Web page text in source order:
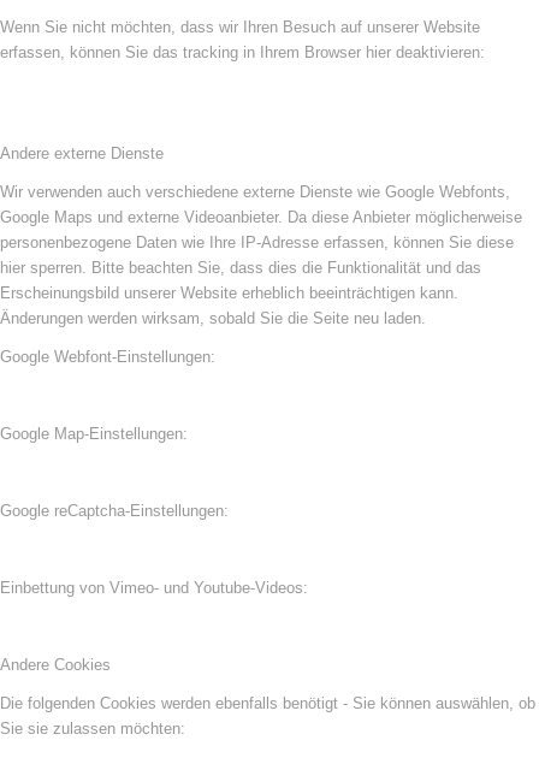
Wenn Sie nicht möchten, dass wir Ihren Besuch auf unserer Website
erfassen, können Sie das tracking in Ihrem Browser hier deaktivieren:
Andere externe Dienste
Wir verwenden auch verschiedene externe Dienste wie Google Webfonts,
Google Maps und externe Videoanbieter. Da diese Anbieter möglicherweise
personenbezogene Daten wie Ihre IP-Adresse erfassen, können Sie diese
hier sperren. Bitte beachten Sie, dass dies die Funktionalität und das
Erscheinungsbild unserer Website erheblich beeinträchtigen kann.
Änderungen werden wirksam, sobald Sie die Seite neu laden.
Google Webfont-Einstellungen:
Google Map-Einstellungen:
Google reCaptcha-Einstellungen:
Einbettung von Vimeo- und Youtube-Videos:
Andere Cookies
Die folgenden Cookies werden ebenfalls benötigt - Sie können auswählen, ob
Sie sie zulassen möchten: